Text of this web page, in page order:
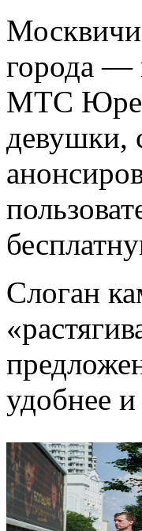
города —
МТС
девушки,
Слоган
удобнее